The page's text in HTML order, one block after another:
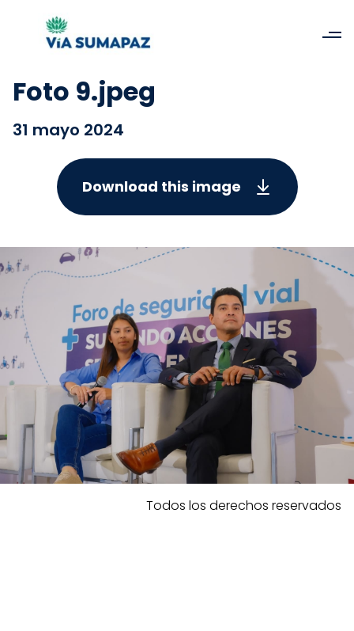
Foto 9.jpeg
31 mayo 2024
Download this image
Todos los derechos reservados